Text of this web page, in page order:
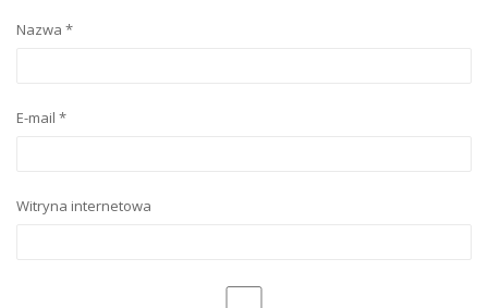
Nazwa *
E-mail *
Witryna internetowa